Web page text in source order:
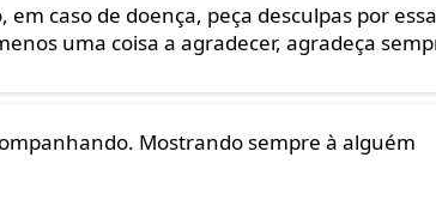
caso de doença, peça desculpas por essa
uma coisa a agradecer, agradeça
Mostrando sempre à alguém